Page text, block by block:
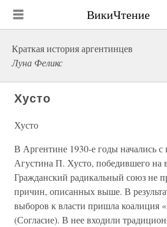
ВикиЧтение
Краткая история аргентинцев
Луна Феликс
Хусто
Хусто
В Аргентине 1930-е годы начались с
Агустина П. Хусто, победившего на
Гражданский радикальный союз не
причин, описанных выше. В
выборов к власти пришла коалиция
(Согласие). В нее входили